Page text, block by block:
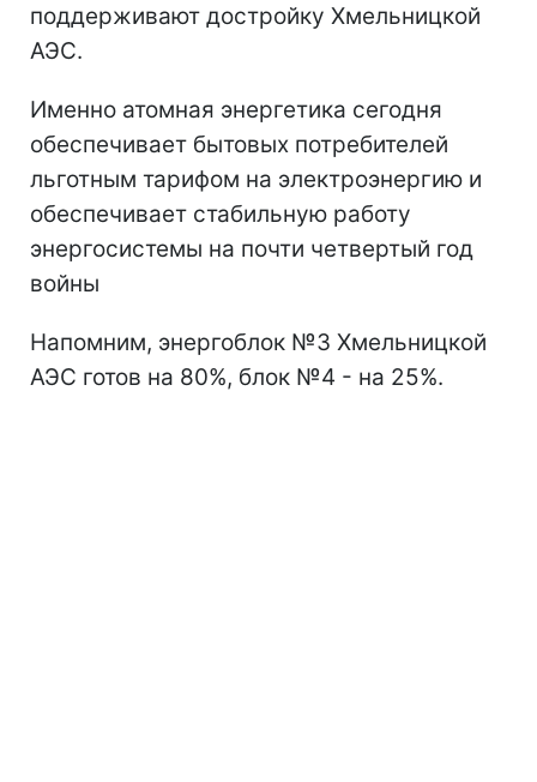
поддерживают достройку Хмельницкой
АЭС.
Именно атомная энергетика сегодня
обеспечивает бытовых потребителей
льготным тарифом на электроэнергию и
обеспечивает стабильную работу
энергосистемы на почти четвертый год
войны
Напомним, энергоблок №3 Хмельницкой
АЭС готов на 80%, блок №4 - на 25%.